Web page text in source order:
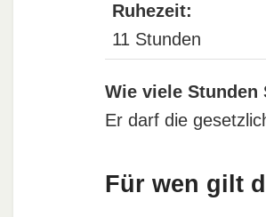
Ruhezeit:
11 Stunden
Wie viele Stunden
Er darf die
Für wen gilt